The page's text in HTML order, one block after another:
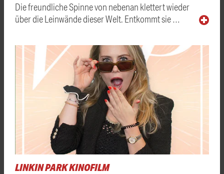
Die freundliche Spinne von nebenan klettert wieder
über die Leinwände dieser Welt. Entkommt sie …
LINKIN PARK KINOFILM